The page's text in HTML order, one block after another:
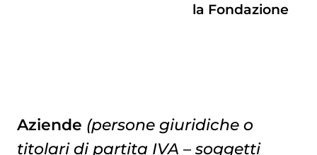
la Fondazione
Aziende (persone giuridiche o
titolari di partita IVA – soggetti